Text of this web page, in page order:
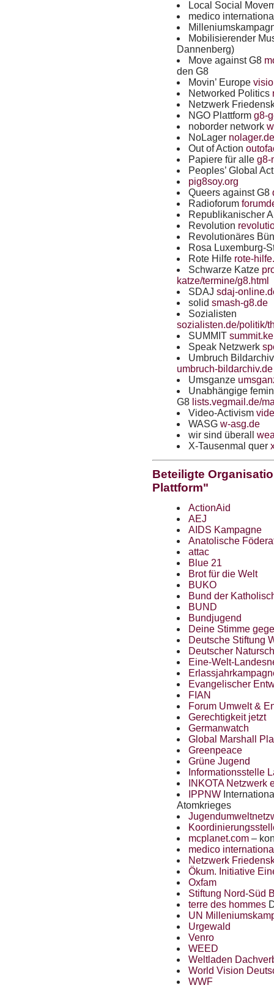
Local Social
medico
Mobilisierender
Dannenberg)
Move against G8
den G8
Movin’ Europe
Networked Politics
Netzwerk
NGO Plattformg8-
noborder network
NoLager
Out of Action
Papiere für alleg8-
Peoples’ Global
pig8soy.org
Queers against G8
Radioforum
Republikanischer
Revolution
Revolutionäres
Rosa Luxemburg-
Rote Hilfe rote-
Schwarze Katze
katze/termine/g8.html
SDAJ sdaj-
solidsmash-g8.de
Sozialisten
sozialisten.de/politik/
SUMMIT
Speak Netzwerk
Umbruch
umbruch-bildarchiv.de
Umsganze
Unabhängige
G8 lists.vegmail.de/
Video-Activism
WASG w-asg.de
wir sind überall
X-Tausenmal quer
Beteiligte
Plattform"
ActionAid
AEJ
AIDS Kampagne
Anatolische
attac
Blue 21
Brot für die Welt
BUKO
Bund der
BUND
Bundjugend
Deine Stimme
Deutsche Stiftung
Deutscher
Eine-Welt-
Evangelischer
FIAN
Forum Umwelt &
Gerechtigkeit jetzt
Germanwatch
Global Marshall
Greenpeace
Grüne Jugend
Informationsstelle
INKOTANetzwerk
IPPNW
Atomkrieges
mcplanet.com –
medico
Netzwerk
Ökum. Initiative
Oxfam
Stiftung Nord-Süd
terre des hommes
UN
Urgewald
Venro
WEED
Weltladen
World Vision
WWF